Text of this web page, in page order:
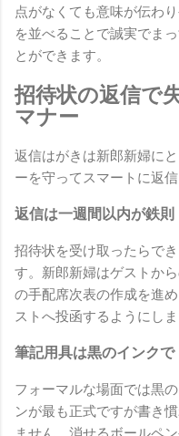
点がなくても意味が伝わ
を並べることで誠実でま
とができます。
招待状の返信で
マナー
返信はがきは新郎新婦に
ーを守ってスマートに返信
返信は一週間以内が鉄則
招待状を受け取ったらで
す。新郎新婦はゲストか
の手配席次表の作成を進
ストへ投函するようにしま
筆記用具は黒のインクで
フォーマルな場面では黒
ンが最も正式ですが書き